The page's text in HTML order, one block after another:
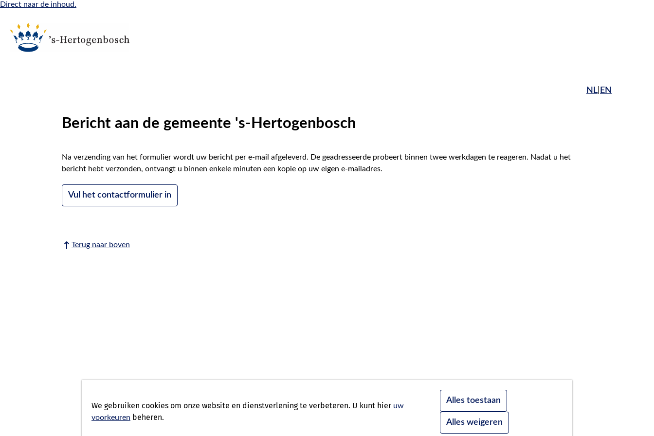
Direct naar de inhoud.
NL| EN
Bericht aan de gemeente 's-Hertogenbosch
Na verzending van het formulier wordt uw bericht per e-mail afgeleverd. De geadresseerde probeert binnen twee werkdagen te reageren. Nadat u het
bericht hebt verzonden, ontvangt u binnen enkele minuten een kopie op uw eigen e-mailadres.
Vul het contactformulier in
Terug naar boven
We gebruiken cookies om onze website en dienstverlening te verbeteren. U kunt hier uw
voorkeuren beheren.
Alles toestaan
Alles weigeren